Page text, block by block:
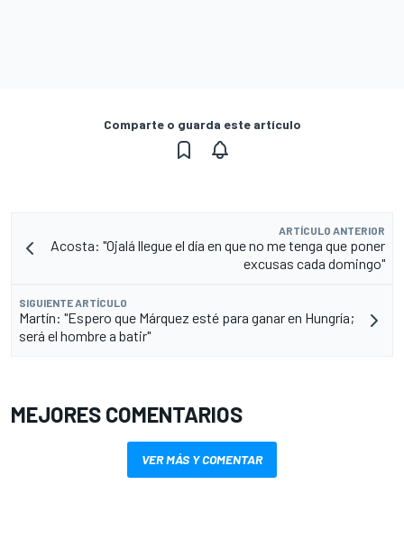
Comparte o guarda este artículo
ARTÍCULO ANTERIOR
Acosta: "Ojalá llegue el día en que no me tenga que poner
excusas cada domingo"
SIGUIENTE ARTÍCULO
Martín: "Espero que Márquez esté para ganar en Hungría;
será el hombre a batir"
MEJORES COMENTARIOS
VER MÁS Y COMENTAR